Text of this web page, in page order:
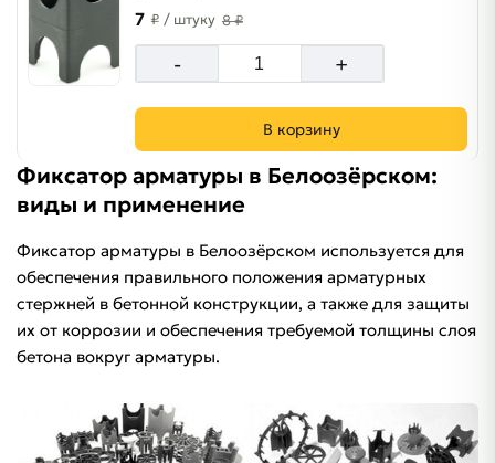
7 ₽ / штуку 8 ₽
- +
В корзину
Фиксатор арматуры в Белоозёрском:
виды и применение
Фиксатор арматуры в Белоозёрском используется для
обеспечения правильного положения арматурных
стержней в бетонной конструкции, а также для защиты
их от коррозии и обеспечения требуемой толщины слоя
бетона вокруг арматуры.